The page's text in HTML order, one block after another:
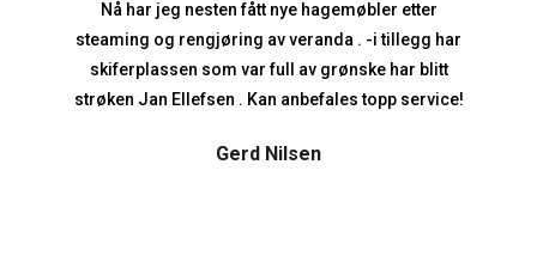
Nå har jeg nesten fått nye hagemøbler etter
steaming og rengjøring av veranda . -i tillegg har
skiferplassen som var full av grønske har blitt
strøken Jan Ellefsen . Kan anbefales topp service!
Gerd Nilsen